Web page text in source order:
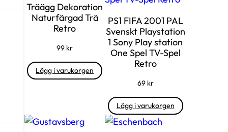
Träägg Dekoration
Naturfärgad Trä
Retro
99 kr
Lägg i varukorgen
PS1 FIFA 2001 PAL
Svenskt Playstation
1 Sony Play station
One Spel TV-Spel
Retro
69 kr
Lägg i varukorgen